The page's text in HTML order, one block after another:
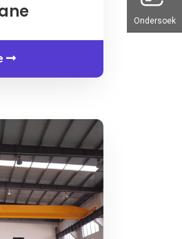
Ondersoek